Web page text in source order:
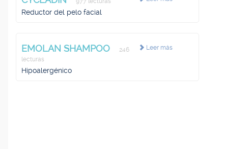
Reductor del pelo facial
Leer más
EMOLAN SHAMPOO
246
lecturas
Hipoalergénico